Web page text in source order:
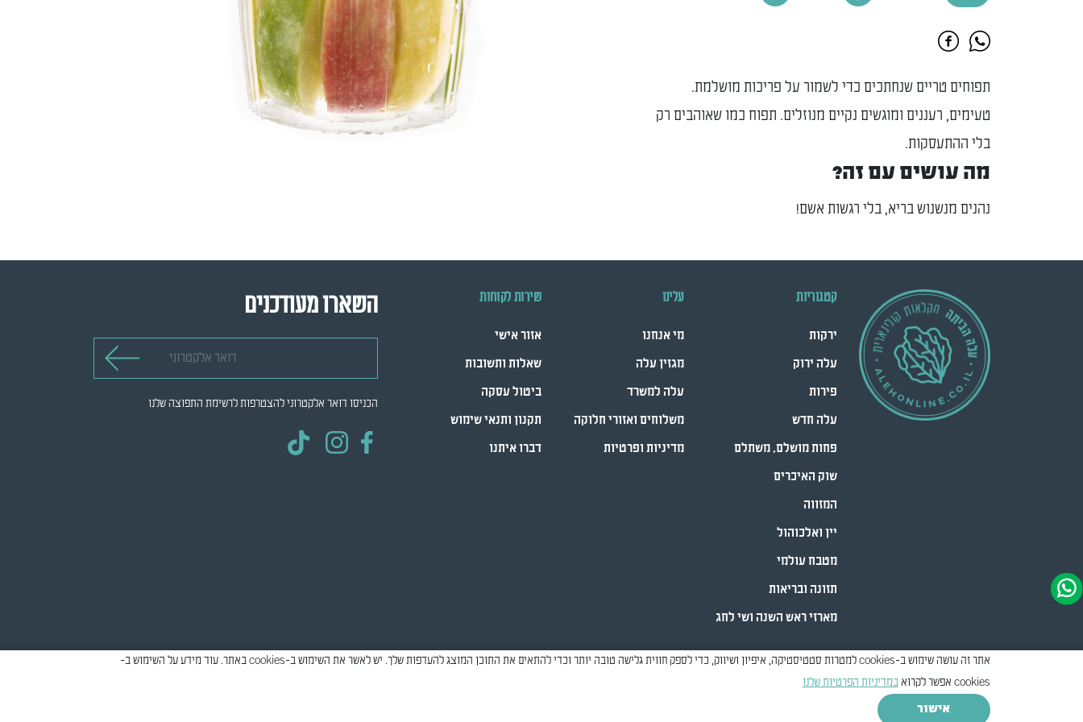
תפוחים טריים שנחתכים כדי לשמור על פריכות מושלמת.
טעימים, רעננים ומוגשים נקיים מנוזלים. תפוח כמו שאוהבים רק
בלי ההתעסקות.
מה עושים עם זה?
נהנים מנשנוש בריא, בלי רגשות אשם!
קטגוריות
ירקות
עלה ירוק
פירות
עלה חדש
פחות מושלם, משתלם
שוק האיכרים
המזווה
יין ואלכוהול
מטבח עולמי
תזונה ובריאות
מארזי ראש השנה ושי לחג
עלינו
מי אנחנו
מגזין עלה
עלה למשרד
משלוחים ואזורי חלוקה
מדיניות ופרטיות
שירות לקוחות
אזור אישי
שאלות ותשובות
ביטול עסקה
תקנון ותנאי שימוש
דברו איתנו
השארו מעודכנים
הכניסו דואר אלקטרוני להצטרפות לרשימת התפוצה שלנו
Creatix
אתר זה עושה שימוש ב-cookies למטרות סטטיסטיקה, איפיון ושיווק, כדי לספק חווית גלישה טובה יותר וכדי להתאים את התוכן המוצג להעדפות שלך. יש לאשר את השימוש ב-cookies באתר. עוד מידע על השימוש ב-
cookies אפשר לקרוא
במדיניות הפרטיות שלנו
אישור